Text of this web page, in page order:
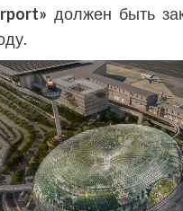
должен быть